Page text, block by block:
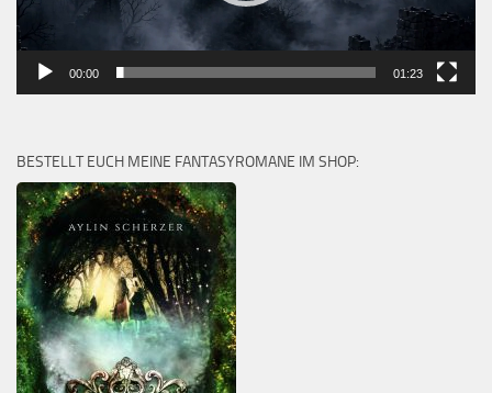
00:00 01:23
BESTELLT EUCH MEINE FANTASYROMANE IM SHOP: